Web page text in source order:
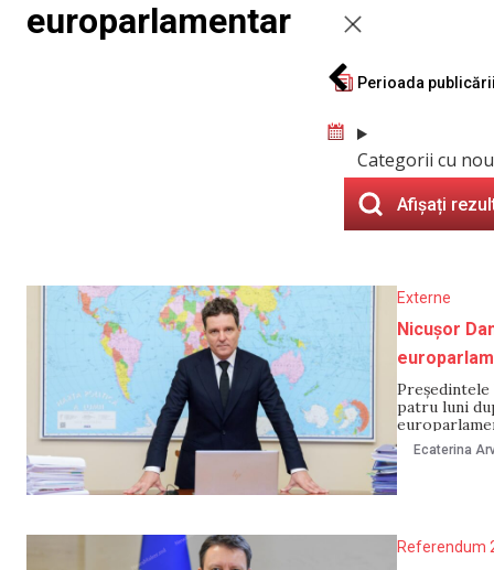
europarlamentar
Perioada publicării
Categorii cu
Afișați
Externe
Nicușor
Președintele
patru luni
fost
ambasador
Ecaterina
Referendum